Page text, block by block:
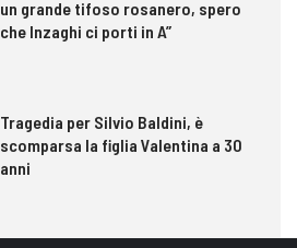
un grande tifoso rosanero, spero
che Inzaghi ci porti in A”
Tragedia per Silvio Baldini, è
scomparsa la figlia Valentina a 30
anni